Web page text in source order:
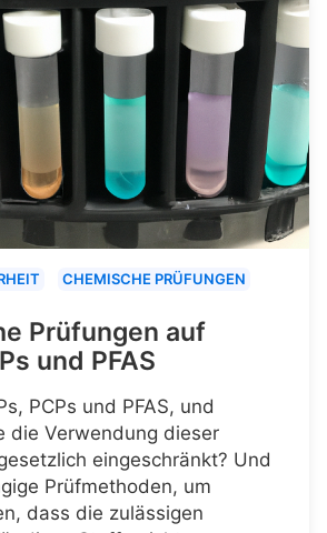
CHEMISCHE PRÜFUNGEN
Prüfungen auf
und PFAS
PCPs und PFAS, und
die Verwendung dieser
eingeschränkt? Und
Prüfmethoden, um
dass die zulässigen